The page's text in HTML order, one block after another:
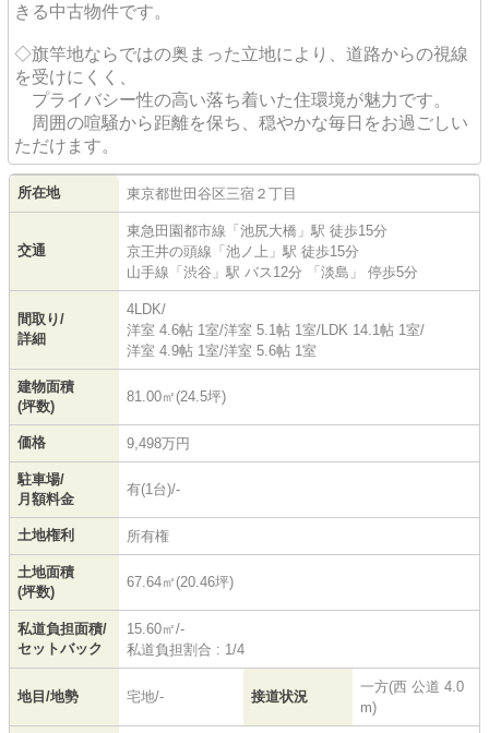
きる中古物件です。
◇旗竿地ならではの奥まった立地により、道路からの視線
を受けにくく、
プライバシー性の高い落ち着いた住環境が魅力です。
周囲の喧騒から距離を保ち、穏やかな毎日をお過ごしい
ただけます。
所在地 東京都世田谷区三宿 ２丁目
交通
東急田園都市線 「池尻大橋 」駅 徒歩15分
京王井の頭線 「池ノ上 」駅 徒歩15分
山手線 「渋谷 」駅 バス12分 「淡島」 停歩5分
間取り/
詳細
4LDK/
洋室 4.6帖 1室/洋室 5.1帖 1室/LDK 14.1帖 1室/
洋室 4.9帖 1室/洋室 5.6帖 1室
建物面積
(坪数)
81.00㎡(24.5坪)
価格 9,498万円
駐車場/
月額料金
有(1台)/-
土地権利 所有権
土地面積
(坪数)
67.64㎡(20.46坪)
私道負担面積/
セットバック
15.60㎡/-
私道負担割合 : 1/4
地目/地勢 宅地/- 接道状況
一方(西 公道 4.0
m)